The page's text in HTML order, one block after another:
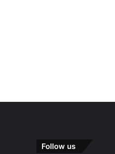
Follow us